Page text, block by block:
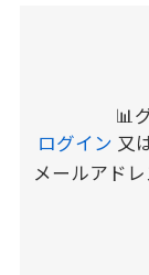
📊
ログイン 又
メールアド